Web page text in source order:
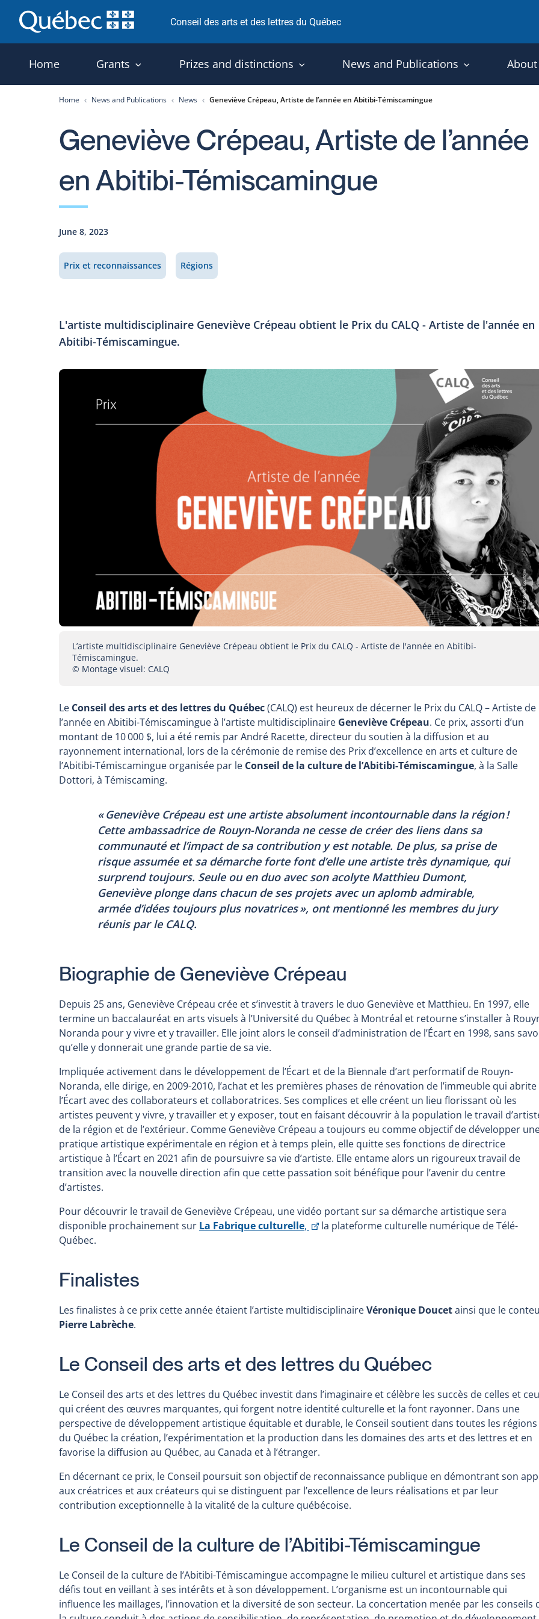
Skip
Conseil des arts et des lettres du Québec
Home Grants Prizes and distinctions News and Publications About
Home News and Publications News Geneviève Crépeau, Artiste de l’année en Abitibi-Témiscamingue
Geneviève Crépeau, Artiste de l’année
en Abitibi-Témiscamingue
June 8, 2023
Prix et reconnaissances Régions
L'artiste multidisciplinaire Geneviève Crépeau obtient le Prix du CALQ - Artiste de l'année en
Abitibi-Témiscamingue.
L’artiste multidisciplinaire Geneviève Crépeau obtient le Prix du CALQ - Artiste de l'année en Abitibi-
Témiscamingue.
© Montage visuel: CALQ
Le Conseil des arts et des lettres du Québec(CALQ) est heureux de décerner le Prix du CALQ – Artiste de
l’année en Abitibi-Témiscamingue à l’artiste multidisciplinaire Geneviève Crépeau. Ce prix, assorti d’un
montant de 10 000 $, lui a été remis par André Racette, directeur du soutien à la diffusion et au
rayonnement international, lors de la cérémonie de remise des Prix d’excellence en arts et culture de
l’Abitibi-Témiscamingue organisée par le Conseil de la culture de l’Abitibi-Témiscamingue, à la Salle
Dottori, à Témiscaming.
« Geneviève Crépeau est une artiste absolument incontournable dans la région !
Cette ambassadrice de Rouyn-Noranda ne cesse de créer des liens dans sa
communauté et l’impact de sa contribution y est notable. De plus, sa prise de
risque assumée et sa démarche forte font d’elle une artiste très dynamique, qui
surprend toujours. Seule ou en duo avec son acolyte Matthieu Dumont,
Geneviève plonge dans chacun de ses projets avec un aplomb admirable,
armée d’idées toujours plus novatrices », ont mentionné les membres du jury
réunis par le CALQ.
Biographie de Geneviève Crépeau
Depuis 25 ans, Geneviève Crépeau crée et s’investit à travers le duo Geneviève et Matthieu. En 1997, elle
termine un baccalauréat en arts visuels à l’Université du Québec à Montréal et retourne s’installer à
Noranda pour y vivre et y travailler. Elle joint alors le conseil d’administration de l’Écart en 1998, sans
qu’elle y donnerait une grande partie de sa vie.
Impliquée activement dans le développement de l’Écart et de la Biennale d’art performatif de Rouyn-
Noranda, elle dirige, en 2009-2010, l’achat et les premières phases de rénovation de l’immeuble qui abrite
l’Écart avec des collaborateurs et collaboratrices. Ses complices et elle créent un lieu florissant où les
artistes peuvent y vivre, y travailler et y exposer, tout en faisant découvrir à la population le travail
de la région et de l’extérieur. Comme Geneviève Crépeau a toujours eu comme objectif de développer
pratique artistique expérimentale en région et à temps plein, elle quitte ses fonctions de directrice
artistique à l’Écart en 2021 afin de poursuivre sa vie d’artiste. Elle entame alors un rigoureux travail de
transition avec la nouvelle direction afin que cette passation soit bénéfique pour l’avenir du centre
d’artistes.
Pour découvrir le travail de Geneviève Crépeau, une vidéo portant sur sa démarche artistique sera
disponible prochainement sur La Fabrique culturelle,
This
new
la plateforme culturelle numérique de Télé-
Québec.
Finalistes
Les finalistes à ce prix cette année étaient l’artiste multidisciplinaireVéronique Doucetainsi que le
Pierre Labrèche.
Le Conseil des arts et des lettres du Québec
Le Conseil des arts et des lettres du Québec investit dans l’imaginaire et célèbre les succès de celles et
qui créent des œuvres marquantes, qui forgent notre identité culturelle et la font rayonner. Dans une
perspective de développement artistique équitable et durable, le Conseil soutient dans toutes les régions
du Québec la création, l’expérimentation et la production dans les domaines des arts et des lettres et en
favorise la diffusion au Québec, au Canada et à l’étranger.
En décernant ce prix, le Conseil poursuit son objectif de reconnaissance publique en démontrant son
aux créatrices et aux créateurs qui se distinguent par l’excellence de leurs réalisations et par leur
contribution exceptionnelle à la vitalité de la culture québécoise.
Le Conseil de la culture de l’Abitibi-Témiscamingue
Le Conseil de la culture de l’Abitibi-Témiscamingue accompagne le milieu culturel et artistique dans ses
défis tout en veillant à ses intérêts et à son développement. L’organisme est un incontournable qui
influence les maillages, l’innovation et la diversité de son secteur. La concertation menée par les conseils